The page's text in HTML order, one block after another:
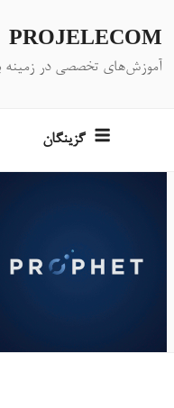
PROJELECOM
آموزش‌های تخصصی در زمینه
گزینگان